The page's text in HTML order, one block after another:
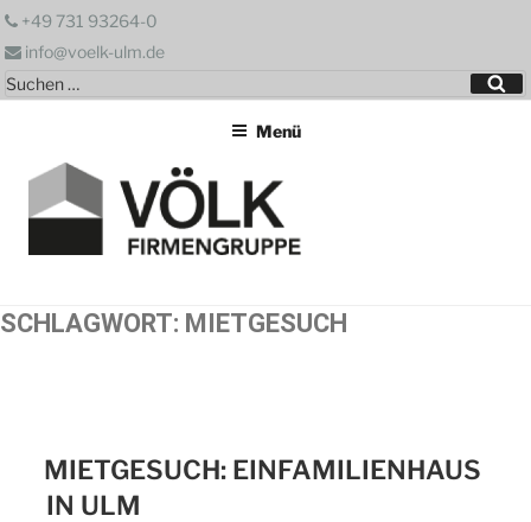
Zum
springen
+49 731 93264-0
info@voelk-ulm.de
Suchen
nach:
Menü
SCHLAGWORT: MIETGESUCH
MIETGESUCH: EINFAMILIENHAUS
IN ULM